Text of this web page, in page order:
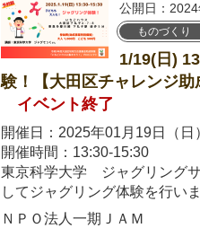
公開日：
ものづくり
1/19(日)
験！【大田区チャレンジ助
イベント終了
開催日：2025年01月19日（日
開催時間：13:30-15:30
東京科学大学 ジャグリング
してジャグリング体験を行い
ＮＰＯ法人一期ＪＡＭ